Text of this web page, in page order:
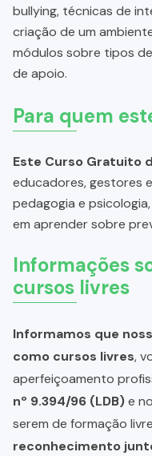
bullying, técnicas de
criação de um
módulos sobre tipos
de apoio.
Para quem
Este Curso Gratuito
educadores, gestores
pedagogia e
em aprender sobre
Informações
cursos livres
Informamos que
como cursos livres,
aperfeiçoamento
nº 9.394/96 (LDB)e no
serem de formação
reconhecimento